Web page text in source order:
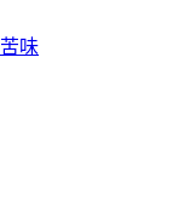
苦味